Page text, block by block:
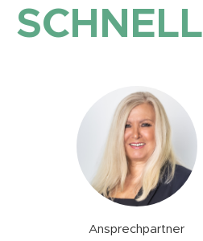
SCHNELL
Ansprechpartner